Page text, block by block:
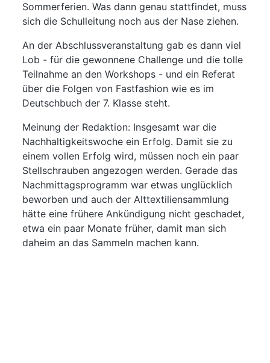
Sommerferien. Was dann genau stattfindet, muss
sich die Schulleitung noch aus der Nase ziehen.
An der Abschlussveranstaltung gab es dann viel
Lob - für die gewonnene Challenge und die tolle
Teilnahme an den Workshops - und ein Referat
über die Folgen von Fastfashion wie es im
Deutschbuch der 7. Klasse steht.
Meinung der Redaktion: Insgesamt war die
Nachhaltigkeitswoche ein Erfolg. Damit sie zu
einem vollen Erfolg wird, müssen noch ein paar
Stellschrauben angezogen werden. Gerade das
Nachmittagsprogramm war etwas unglücklich
beworben und auch der Alttextiliensammlung
hätte eine frühere Ankündigung nicht geschadet,
etwa ein paar Monate früher, damit man sich
daheim an das Sammeln machen kann.